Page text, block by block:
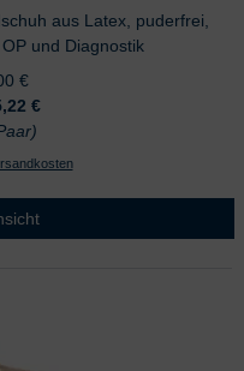
aus Latex, puderfrei,
und Diagnostik
€
€